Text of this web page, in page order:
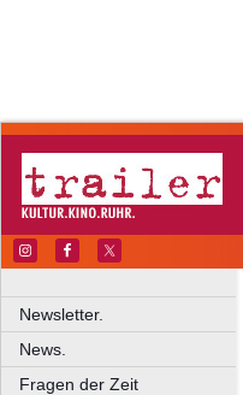
Newsletter.
News.
Fragen der Zeit